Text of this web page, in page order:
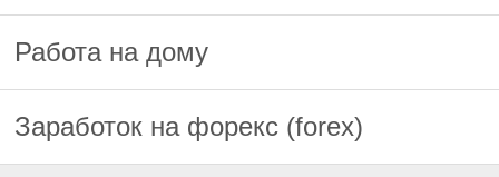
Работа на дому
Заработок на форекс (forex)